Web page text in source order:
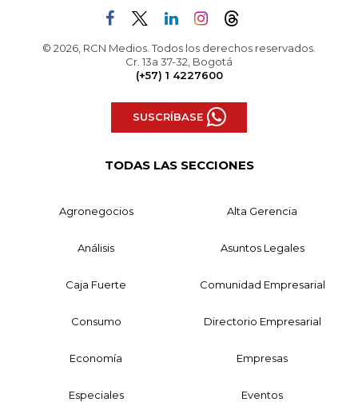
© 2026, RCN Medios. Todos los derechos reservados.
Cr. 13a 37-32, Bogotá
(+57) 1 4227600
SUSCRÍBASE
TODAS LAS SECCIONES
Agronegocios Alta Gerencia
Análisis Asuntos Legales
Caja Fuerte Comunidad Empresarial
Consumo Directorio Empresarial
Economía Empresas
Especiales Eventos